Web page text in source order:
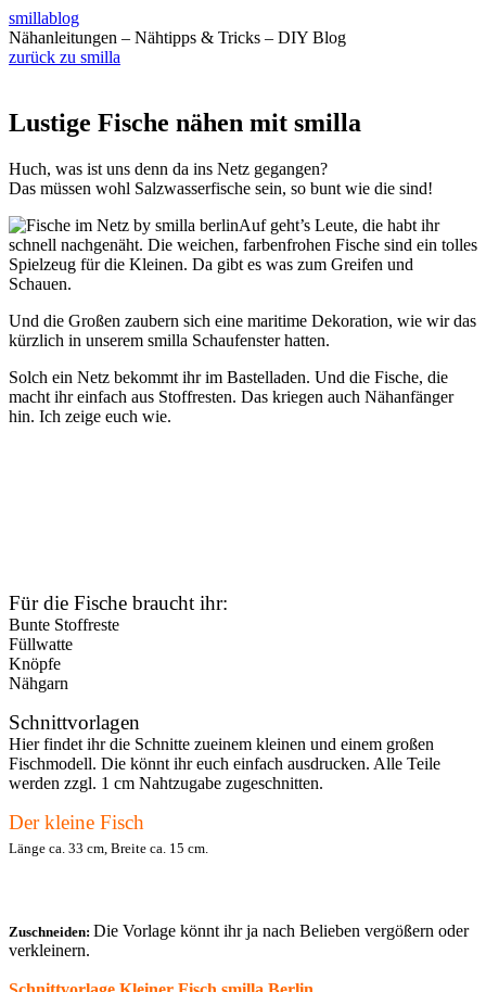
smillablog
Nähanleitungen – Nähtipps & Tricks – DIY Blog
zurück zu smilla
Lustige Fische nähen mit smilla
Huch, was ist uns denn da ins Netz gegangen?
Das müssen wohl Salzwasserfische sein, so bunt wie die sind!
Auf geht’s Leute, die habt ihr
schnell nachgenäht. Die weichen, farbenfrohen Fische sind ein tolles
Spielzeug für die Kleinen. Da gibt es was zum Greifen und
Schauen.
Und die Großen zaubern sich eine maritime Dekoration, wie wir das
kürzlich in unserem smilla Schaufenster hatten.
Solch ein Netz bekommt ihr im Bastelladen. Und die Fische, die
macht ihr einfach aus Stoffresten. Das kriegen auch Nähanfänger
hin. Ich zeige euch wie.
Für die Fische braucht ihr:
Bunte Stoffreste
Füllwatte
Knöpfe
Nähgarn
Schnittvorlagen
Hier findet ihr die Schnitte zueinem kleinen und einem großen
Fischmodell. Die könnt ihr euch einfach ausdrucken. Alle Teile
werden zzgl. 1 cm Nahtzugabe zugeschnitten.
Der kleine Fisch
Länge ca. 33 cm, Breite ca. 15 cm.
Zuschneiden: Die Vorlage könnt ihr ja nach Belieben vergößern oder
verkleinern.